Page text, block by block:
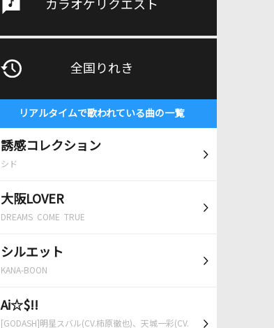
カラオケリクエスト
全国りれき
リアルタイムで歌われている曲の一覧
誘感コレクション
シド
大阪LOVER
DREAMS COME TRUE
シルエット
KANA-BOON
Ai☆$!!
[GODASH]明星スバル(CV.柿原徹也)、天城一彩(CV.